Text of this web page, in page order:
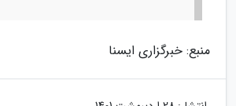
منبع: خبرگزاری ایسنا